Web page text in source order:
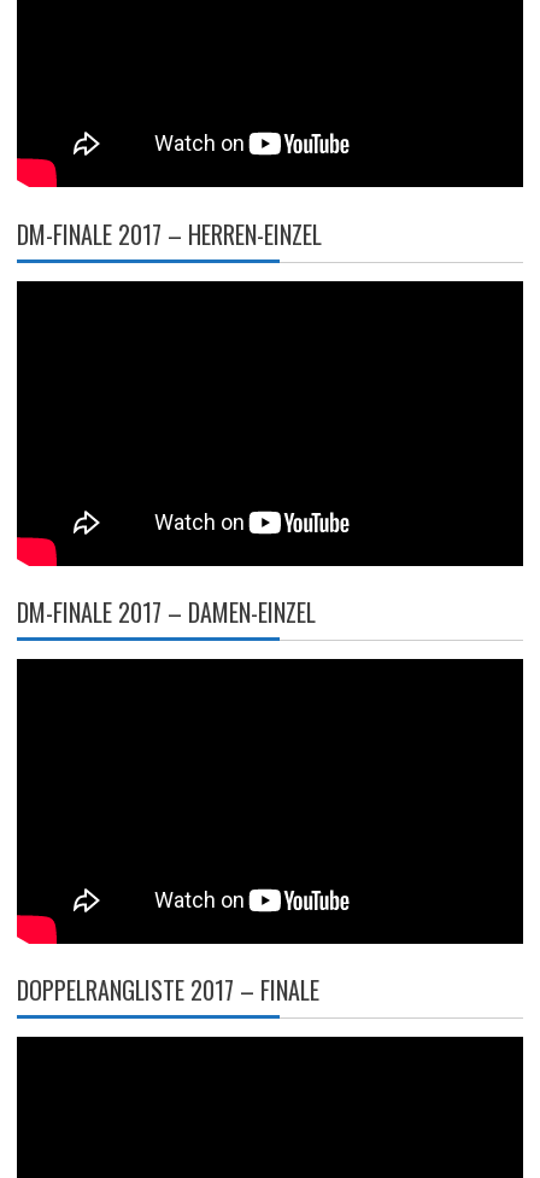
DM-FINALE 2017 – HERREN-EINZEL
DM-FINALE 2017 – DAMEN-EINZEL
DOPPELRANGLISTE 2017 – FINALE